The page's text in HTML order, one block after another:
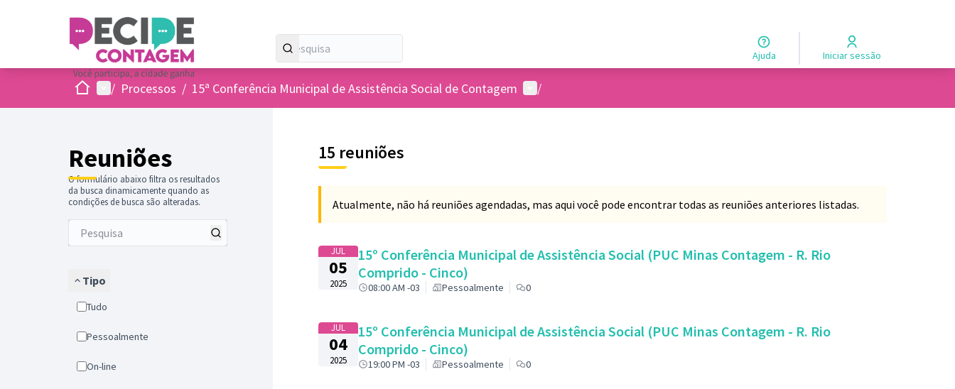
Ajuda Iniciar sessão
InicioMenu principal
/ Processos / 15ª Conferência Municipal de Assistência Social de Contagem Menu de usuários
/
Reuniões
O formulário abaixo filtra os resultados
da busca dinamicamente quando as
condições de busca são alteradas.
Tipo
Tudo
Pessoalmente
On-line
15 reuniões
Atualmente, não há reuniões agendadas, mas aqui você pode encontrar todas as reuniões anteriores listadas.
JUL
05
2025
15º Conferência Municipal de Assistência Social (PUC Minas Contagem - R. Rio
Comprido - Cinco)
08:00 AM -03 Pessoalmente 0
JUL
04
2025
15º Conferência Municipal de Assistência Social (PUC Minas Contagem - R. Rio
Comprido - Cinco)
19:00 PM -03 Pessoalmente 0